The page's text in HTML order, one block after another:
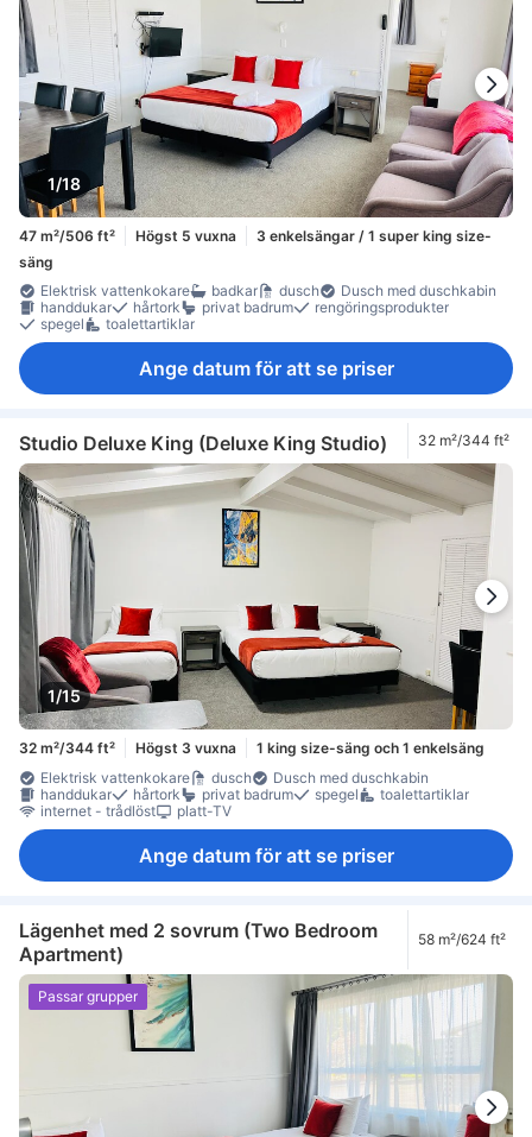
1/18
47 m²/506 ft² Högst 5 vuxna
3 enkelsängar / 1 super king size-
säng
Elektrisk vattenkokare
badkar dusch
Dusch med duschkabin
handdukar
hårtork privat badrum
rengöringsprodukter
spegel
toalettartiklar
Ange datum för att se priser
Studio Deluxe King (Deluxe King Studio) 32 m²/344 ft²
1/15
32 m²/344 ft² Högst 3 vuxna
1 king size-säng och 1 enkelsäng
Elektrisk vattenkokare
dusch
Dusch med duschkabin
handdukar
hårtork privat badrum spegel
toalettartiklar
internet - trådlöst
platt-TV
Ange datum för att se priser
Lägenhet med 2 sovrum (Two Bedroom
Apartment)
58 m²/624 ft²
Passar grupper